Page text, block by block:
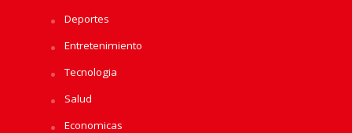
Deportes
Entretenimiento
Tecnologia
Salud
Economicas